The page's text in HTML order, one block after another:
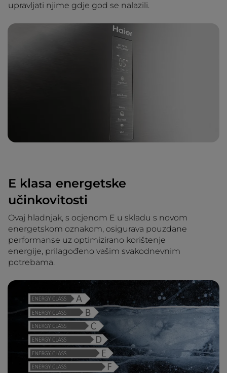
upravljati njime gdje god se nalazili.
E klasa energetske
učinkovitosti
Ovaj hladnjak, s ocjenom E u skladu s novom
energetskom oznakom, osigurava pouzdane
performanse uz optimizirano korištenje
energije, prilagođeno vašim svakodnevnim
potrebama.